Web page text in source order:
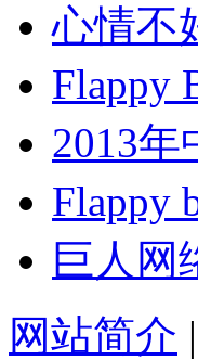
心情不
Flappy
2013年
Flappy
巨人网
网站简介 |